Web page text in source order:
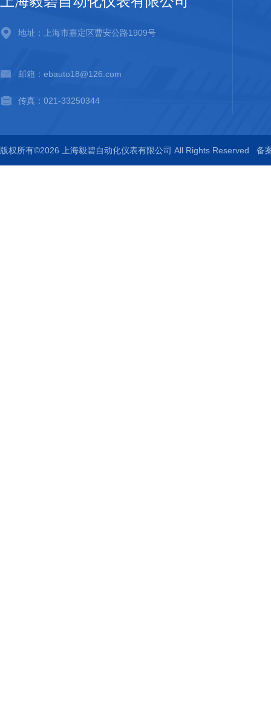
地址：上海市嘉定区曹安公路1909号
邮箱：ebauto18@126.com
传真：021-33250344
版权所有©2026 上海毅碧自动化仪表有限公司 All Rights Reserved 备